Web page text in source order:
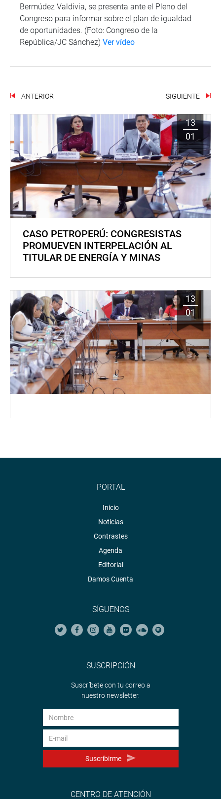
Bermúdez Valdivia, se presenta ante el Pleno del
Congreso para informar sobre el plan de igualdad
de oportunidades. (Foto: Congreso de la
República/JC Sánchez) Ver vídeo
ANTERIOR SIGUIENTE
13
01
CASO PETROPERÚ: CONGRESISTAS
PROMUEVEN INTERPELACIÓN AL
TITULAR DE ENERGÍA Y MINAS
13
01
PORTAL
Inicio
Noticias
Contrastes
Agenda
Editorial
Damos Cuenta
SÍGUENOS
SUSCRIPCIÓN
Suscríbete con tu correo a
nuestro newsletter.
Suscribirme
CENTRO DE ATENCIÓN